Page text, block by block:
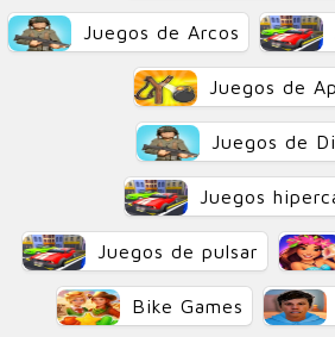
Juegos de Arcos
Juegos de
Juegos de
Juegos
Juegos de pulsar
Bike Games